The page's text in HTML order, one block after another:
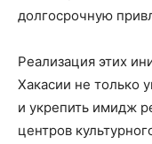
долгосрочную
Реализация этих
Хакасии не только
и укрепить имидж
центров